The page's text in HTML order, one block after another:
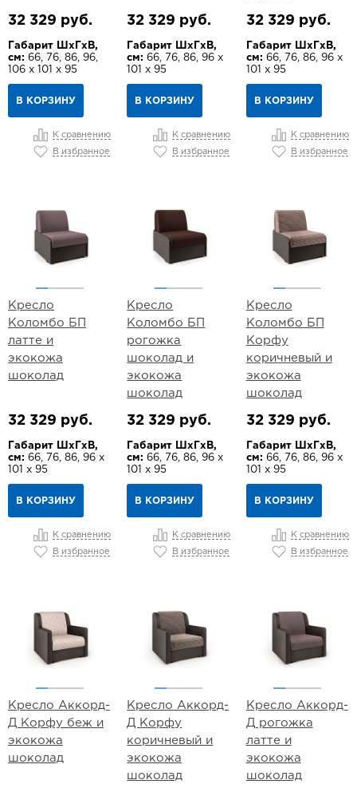
32 329 руб.
Габарит ШхГхВ,
см: 66, 76, 86, 96,
106 х 101 х 95
В КОРЗИНУ
К сравнению
В избранное
32 329 руб.
Габарит ШхГхВ,
см: 66, 76, 86, 96 х
101 х 95
В КОРЗИНУ
К сравнению
В избранное
32 329 руб.
Габарит ШхГхВ,
см: 66, 76, 86, 96 х
101 х 95
В КОРЗИНУ
К сравнению
В избранное
Кресло
Коломбо БП
латте и
экокожа
шоколад
32 329 руб.
Габарит ШхГхВ,
см: 66, 76, 86, 96 х
101 х 95
В КОРЗИНУ
К сравнению
В избранное
Кресло
Коломбо БП
рогожка
шоколад и
экокожа
шоколад
32 329 руб.
Габарит ШхГхВ,
см: 66, 76, 86, 96 х
101 х 95
В КОРЗИНУ
К сравнению
В избранное
Кресло
Коломбо БП
Корфу
коричневый и
экокожа
шоколад
32 329 руб.
Габарит ШхГхВ,
см: 66, 76, 86, 96 х
101 х 95
В КОРЗИНУ
К сравнению
В избранное
Кресло Аккорд-
Д Корфу беж и
экокожа
шоколад
Кресло Аккорд-
Д Корфу
коричневый и
экокожа
шоколад
Кресло Аккорд-
Д рогожка
латте и
экокожа
шоколад